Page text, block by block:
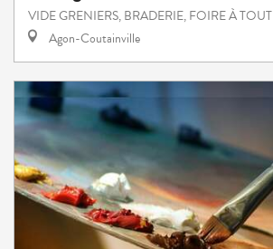
VIDE GRENIERS, BRADERIE, FOIRE À TOUT
Agon-Coutainville